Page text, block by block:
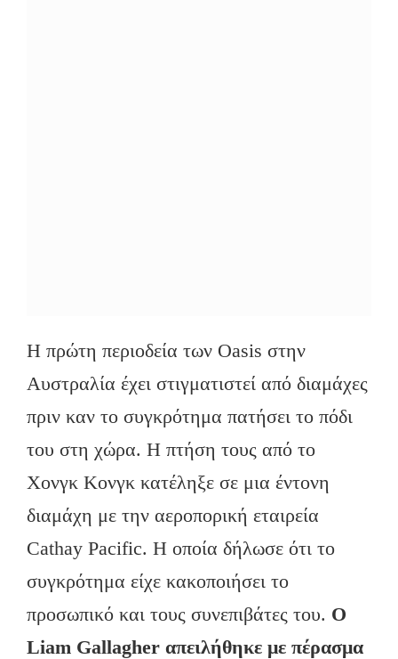
Η πρώτη περιοδεία των Oasis στην
Αυστραλία έχει στιγματιστεί από διαμάχες
πριν καν το συγκρότημα πατήσει το πόδι
του στη χώρα. H πτήση τους από το
Χονγκ Κονγκ κατέληξε σε μια έντονη
διαμάχη με την αεροπορική εταιρεία
Cathay Pacific. Η οποία δήλωσε ότι το
συγκρότημα είχε κακοποιήσει το
προσωπικό και τους συνεπιβάτες του. Ο
Liam Gallagher απειλήθηκε με πέρασμα